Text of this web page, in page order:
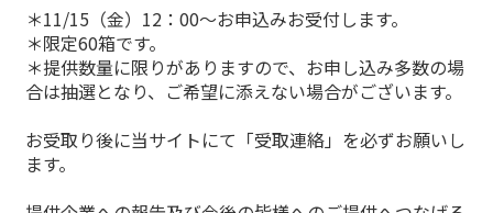
＊11/15（金）12：00～お申込みお受付します。
＊限定60箱です。
＊提供数量に限りがありますので、お申し込み多数の場
合は抽選となり、ご希望に添えない場合がございます。
お受取り後に当サイトにて「受取連絡」を必ずお願いし
ます。